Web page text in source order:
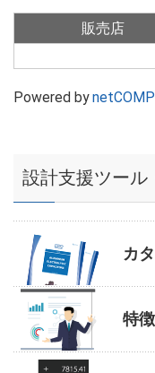
販売店
Powered by
設計支援ツール
カ
特